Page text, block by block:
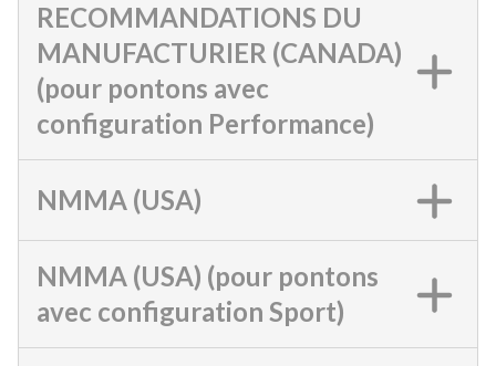
RECOMMANDATIONS DU
MANUFACTURIER (CANADA)
(pour pontons avec
configuration Performance)
NMMA (USA)
NMMA (USA) (pour pontons
avec configuration Sport)